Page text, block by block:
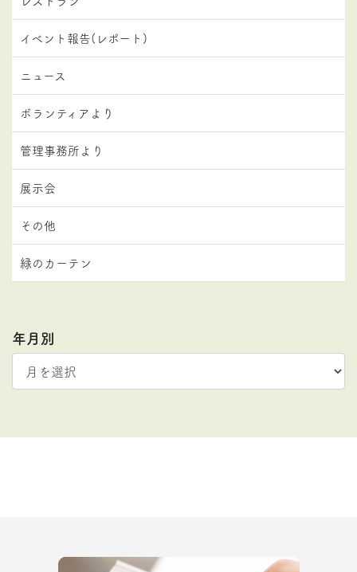
イベント報告(レポート)
ニュース
ボランティアより
管理事務所より
展示会
その他
緑のカーテン
年月別